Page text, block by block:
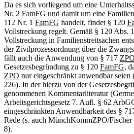
Da es sich vorliegend um eine
Nr. 2 FamFG und damit um eine
112 Nr. 1 FamFG handelt, findet § 120
Vollstreckung regelt. Gemäß § 120 Abs. 1
Vollstreckung in Familienstreitsachen
der Zivilprozessordnung über die
fällt auch die Anwendung von § 717 ZPO
Gesetzesbegründung zu § 120 FamFG,
ZPO nur eingeschränkt anwendbar
226). In der hierzu von der
genommenen Kommentarliteratur
Arbeitsgerichtsgesetz 7. Aufl. § 62
eingeschränkten Anwendbarkeit des §
Rede (s. auch MünchKommZPO/
8).